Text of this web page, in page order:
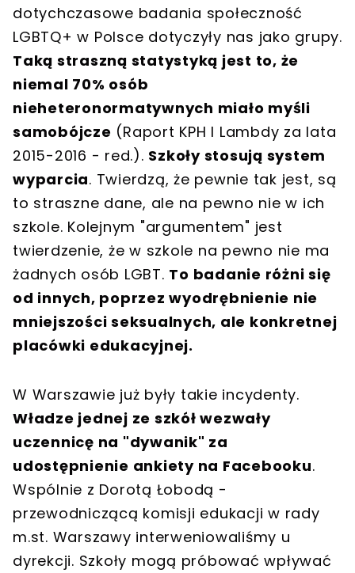
dotychczasowe badania społeczność
LGBTQ+ w Polsce dotyczyły nas jako grupy.
Taką straszną statystyką jest to, że
niemal 70% osób
nieheteronormatywnych miało myśli
samobójcze (Raport KPH I Lambdy za lata
2015-2016 - red.). Szkoły stosują system
wyparcia. Twierdzą, że pewnie tak jest, są
to straszne dane, ale na pewno nie w ich
szkole. Kolejnym "argumentem" jest
twierdzenie, że w szkole na pewno nie ma
żadnych osób LGBT. To badanie różni się
od innych, poprzez wyodrębnienie nie
mniejszości seksualnych, ale konkretnej
placówki edukacyjnej.
W Warszawie już były takie incydenty.
Władze jednej ze szkół wezwały
uczennicę na "dywanik" za
udostępnienie ankiety na Facebooku.
Wspólnie z Dorotą Łobodą -
przewodniczącą komisji edukacji w rady
m.st. Warszawy interweniowaliśmy u
dyrekcji. Szkoły mogą próbować wpływać